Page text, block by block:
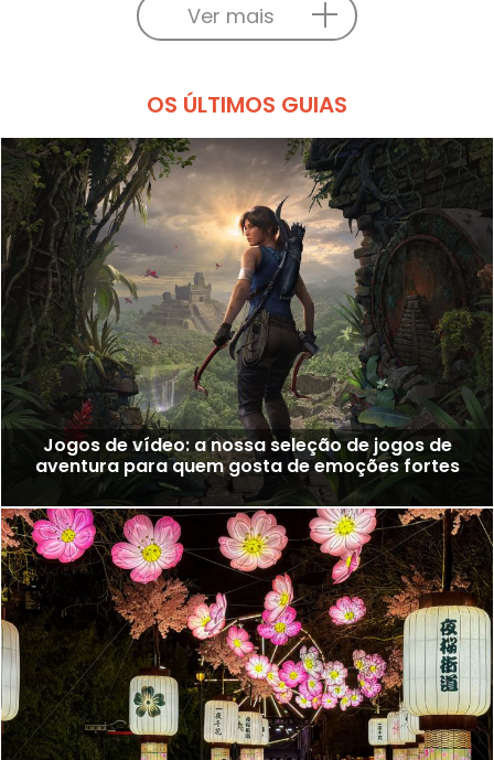
Ver mais
OS ÚLTIMOS GUIAS
Jogos de vídeo: a nossa seleção de jogos de
aventura para quem gosta de emoções fortes